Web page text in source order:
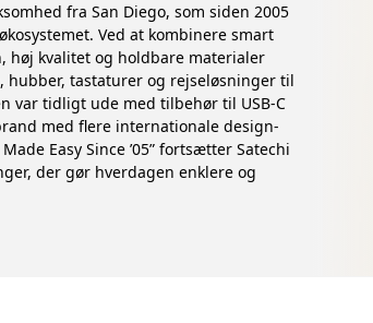
fra San Diego, som siden 2005
Ved at kombinere smart
høj kvalitet og holdbare materialer
hubber, tastaturer og rejseløsninger til
var tidligt ude med tilbehør til USB-C
med flere internationale design-
Easy Since ’05” fortsætter Satechi
der gør hverdagen enklere og